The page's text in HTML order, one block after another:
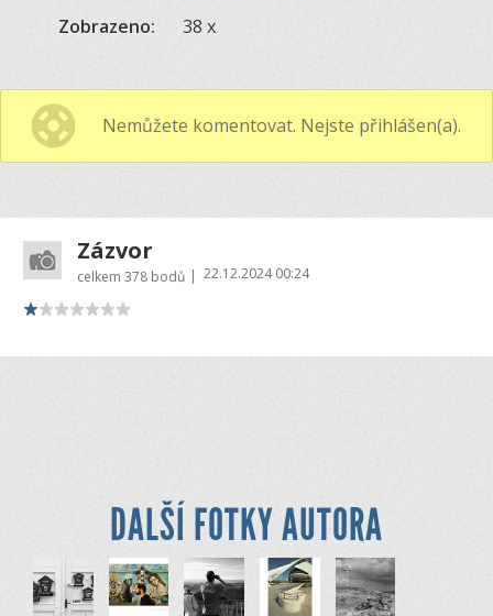
Zobrazeno:
38 x
Nemůžete komentovat. Nejste přihlášen(a).
Zázvor
celkem 378 bodů | 22.12.2024 00:24
DALŠÍ FOTKY AUTORA